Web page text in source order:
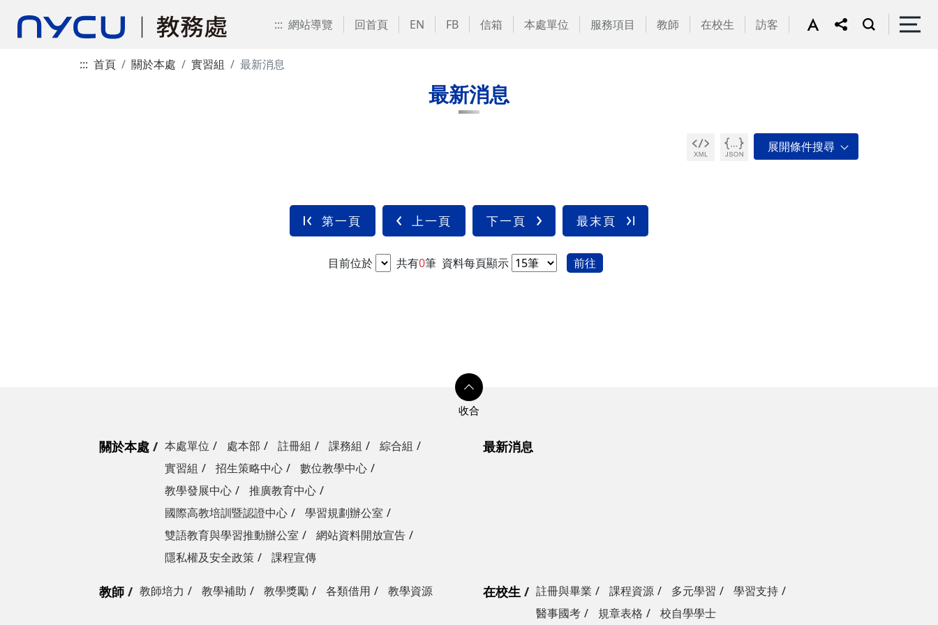
::: 網站導覽 回首頁 EN FB 信箱 本處單位 服務項目 教師 在校生 訪客
::: 首頁 關於本處 實習組 最新消息
最新消息
第一頁 上一頁 下一頁 最末頁
目前位於 共有0筆 資料每頁顯示 前往
關於本處 本處單位 處本部 註冊組 課務組
綜合組
實習組
招生策略中心
數位教學中心
教學發展中心
推廣教育中心
國際高教培訓暨認證中心
學習規劃辦公室
雙語教育與學習推動辦公室
網站資料開放宣告
隱私權及安全政策
課程宣傳
最新消息
教師 教師培力 教學補助 教學獎勵 各類借用 教學資源 在校生 註冊與畢業 課程資源 多元學習
學習支持
醫事國考
規章表格 校自學學士